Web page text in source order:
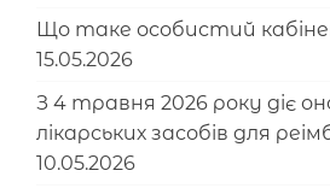
Що таке особистий
15.05.2026
З 4 травня 2026 року діє
лікарських засобів для
10.05.2026